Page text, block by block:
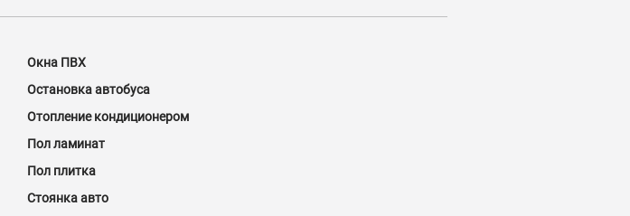
Окна ПВХ
Остановка автобуса
Отопление кондиционером
Пол ламинат
Пол плитка
Стоянка авто